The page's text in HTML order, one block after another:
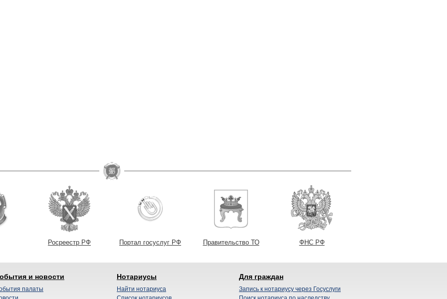
Росреестр РФ Портал госуслуг РФ Правительство ТО ФНС РФ
и новости
палаты
Нотариусы
Найти нотариуса
Для граждан
Запись к нотариусу через Госуслуги